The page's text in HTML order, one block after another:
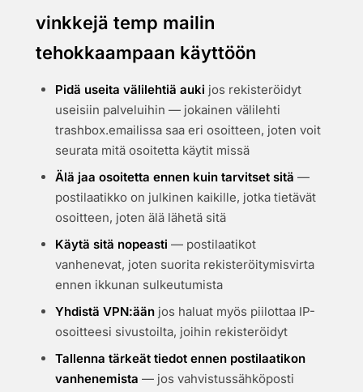
vinkkejä temp mailin
tehokkaampaan käyttöön
Pidä useita välilehtiä auki jos rekisteröidyt
useisiin palveluihin — jokainen välilehti
trashbox.emailissa saa eri osoitteen, joten voit
seurata mitä osoitetta käytit missä
Älä jaa osoitetta ennen kuin tarvitset sitä —
postilaatikko on julkinen kaikille, jotka tietävät
osoitteen, joten älä lähetä sitä
Käytä sitä nopeasti — postilaatikot
vanhenevat, joten suorita rekisteröitymisvirta
ennen ikkunan sulkeutumista
Yhdistä VPN:ään jos haluat myös piilottaa IP-
osoitteesi sivustoilta, joihin rekisteröidyt
Tallenna tärkeät tiedot ennen postilaatikon
vanhenemista — jos vahvistussähköposti